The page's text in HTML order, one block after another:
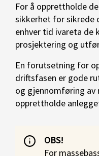
For å opprettholde
sikkerhet for sikrede
enhver tid ivareta de
prosjektering og
En forutsetning for
driftsfasen er gode
og gjennomføring
opprettholde
OBS!
For